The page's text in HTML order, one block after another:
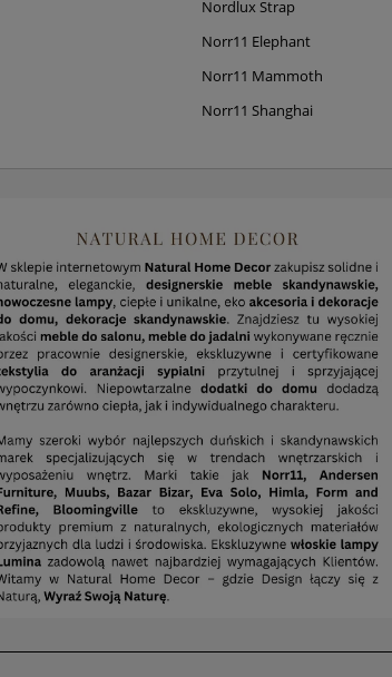
Nordlux Strap
Norr11 Elephant
Norr11 Mammoth
Norr11 Shanghai